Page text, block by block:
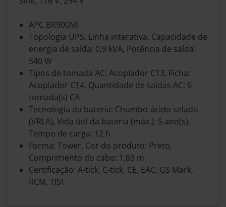
APC BR900MI
Topologia UPS: Linha interativa, Capacidade de
energia de saída: 0,9 kVA, Potência de saída:
540 W
Tipos de tomada AC: Acoplador C13, Ficha:
Acoplador C14, Quantidade de saídas AC: 6
tomada(s) CA
Tecnologia da bateria: Chumbo-ácido selado
(VRLA), Vida útil da bateria (máx.): 5 ano(s),
Tempo de carga: 12 h
Forma: Tower, Cor do produto: Preto,
Comprimento do cabo: 1,83 m
Certificação: A-tick, C-tick, CE, EAC, GS Mark,
RCM, TISI